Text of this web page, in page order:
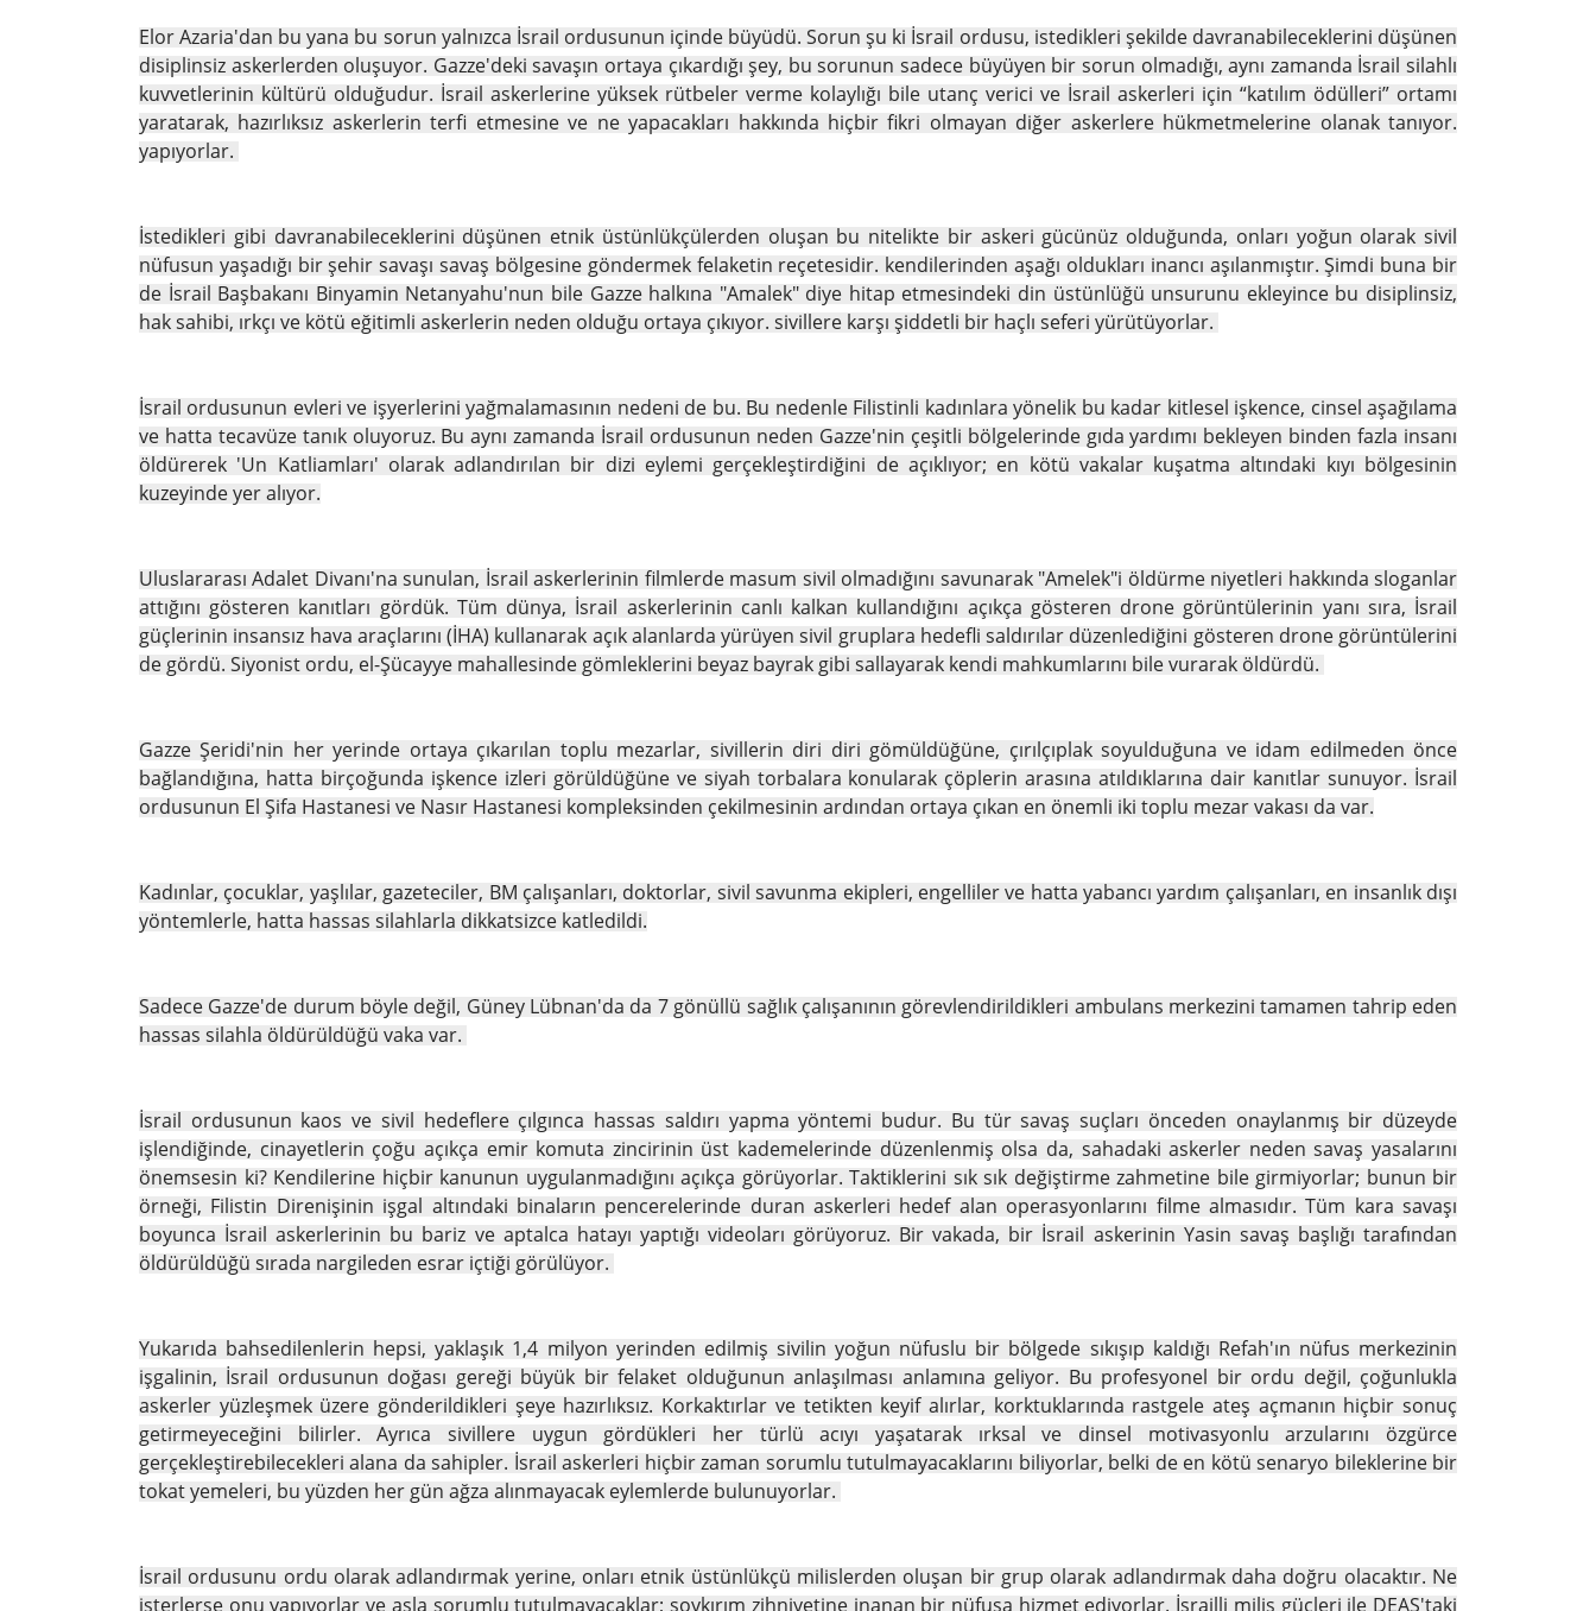
Elor Azaria'dan bu yana bu sorun yalnızca İsrail ordusunun içinde büyüdü. Sorun şu ki İsrail ordusu, istedikleri şekilde davranabileceklerini düşünen
disiplinsiz askerlerden oluşuyor. Gazze'deki savaşın ortaya çıkardığı şey, bu sorunun sadece büyüyen bir sorun olmadığı, aynı zamanda İsrail silahlı
kuvvetlerinin kültürü olduğudur. İsrail askerlerine yüksek rütbeler verme kolaylığı bile utanç verici ve İsrail askerleri için “katılım ödülleri” ortamı
yaratarak, hazırlıksız askerlerin terfi etmesine ve ne yapacakları hakkında hiçbir fikri olmayan diğer askerlere hükmetmelerine olanak tanıyor.
yapıyorlar.
İstedikleri gibi davranabileceklerini düşünen etnik üstünlükçülerden oluşan bu nitelikte bir askeri gücünüz olduğunda, onları yoğun olarak sivil
nüfusun yaşadığı bir şehir savaşı savaş bölgesine göndermek felaketin reçetesidir. kendilerinden aşağı oldukları inancı aşılanmıştır. Şimdi buna bir
de İsrail Başbakanı Binyamin Netanyahu'nun bile Gazze halkına "Amalek" diye hitap etmesindeki din üstünlüğü unsurunu ekleyince bu disiplinsiz,
hak sahibi, ırkçı ve kötü eğitimli askerlerin neden olduğu ortaya çıkıyor. sivillere karşı şiddetli bir haçlı seferi yürütüyorlar.
İsrail ordusunun evleri ve işyerlerini yağmalamasının nedeni de bu. Bu nedenle Filistinli kadınlara yönelik bu kadar kitlesel işkence, cinsel aşağılama
ve hatta tecavüze tanık oluyoruz. Bu aynı zamanda İsrail ordusunun neden Gazze'nin çeşitli bölgelerinde gıda yardımı bekleyen binden fazla insanı
öldürerek 'Un Katliamları' olarak adlandırılan bir dizi eylemi gerçekleştirdiğini de açıklıyor; en kötü vakalar kuşatma altındaki kıyı bölgesinin
kuzeyinde yer alıyor.
Uluslararası Adalet Divanı'na sunulan, İsrail askerlerinin filmlerde masum sivil olmadığını savunarak "Amelek"i öldürme niyetleri hakkında sloganlar
attığını gösteren kanıtları gördük. Tüm dünya, İsrail askerlerinin canlı kalkan kullandığını açıkça gösteren drone görüntülerinin yanı sıra, İsrail
güçlerinin insansız hava araçlarını (İHA) kullanarak açık alanlarda yürüyen sivil gruplara hedefli saldırılar düzenlediğini gösteren drone görüntülerini
de gördü. Siyonist ordu, el-Şücayye mahallesinde gömleklerini beyaz bayrak gibi sallayarak kendi mahkumlarını bile vurarak öldürdü.
Gazze Şeridi'nin her yerinde ortaya çıkarılan toplu mezarlar, sivillerin diri diri gömüldüğüne, çırılçıplak soyulduğuna ve idam edilmeden önce
bağlandığına, hatta birçoğunda işkence izleri görüldüğüne ve siyah torbalara konularak çöplerin arasına atıldıklarına dair kanıtlar sunuyor. İsrail
ordusunun El Şifa Hastanesi ve Nasır Hastanesi kompleksinden çekilmesinin ardından ortaya çıkan en önemli iki toplu mezar vakası da var.
Kadınlar, çocuklar, yaşlılar, gazeteciler, BM çalışanları, doktorlar, sivil savunma ekipleri, engelliler ve hatta yabancı yardım çalışanları, en insanlık dışı
yöntemlerle, hatta hassas silahlarla dikkatsizce katledildi.
Sadece Gazze'de durum böyle değil, Güney Lübnan'da da 7 gönüllü sağlık çalışanının görevlendirildikleri ambulans merkezini tamamen tahrip eden
hassas silahla öldürüldüğü vaka var.
İsrail ordusunun kaos ve sivil hedeflere çılgınca hassas saldırı yapma yöntemi budur. Bu tür savaş suçları önceden onaylanmış bir düzeyde
işlendiğinde, cinayetlerin çoğu açıkça emir komuta zincirinin üst kademelerinde düzenlenmiş olsa da, sahadaki askerler neden savaş yasalarını
önemsesin ki? Kendilerine hiçbir kanunun uygulanmadığını açıkça görüyorlar. Taktiklerini sık sık değiştirme zahmetine bile girmiyorlar; bunun bir
örneği, Filistin Direnişinin işgal altındaki binaların pencerelerinde duran askerleri hedef alan operasyonlarını filme almasıdır. Tüm kara savaşı
boyunca İsrail askerlerinin bu bariz ve aptalca hatayı yaptığı videoları görüyoruz. Bir vakada, bir İsrail askerinin Yasin savaş başlığı tarafından
öldürüldüğü sırada nargileden esrar içtiği görülüyor.
Yukarıda bahsedilenlerin hepsi, yaklaşık 1,4 milyon yerinden edilmiş sivilin yoğun nüfuslu bir bölgede sıkışıp kaldığı Refah'ın nüfus merkezinin
işgalinin, İsrail ordusunun doğası gereği büyük bir felaket olduğunun anlaşılması anlamına geliyor. Bu profesyonel bir ordu değil, çoğunlukla
askerler yüzleşmek üzere gönderildikleri şeye hazırlıksız. Korkaktırlar ve tetikten keyif alırlar, korktuklarında rastgele ateş açmanın hiçbir sonuç
getirmeyeceğini bilirler. Ayrıca sivillere uygun gördükleri her türlü acıyı yaşatarak ırksal ve dinsel motivasyonlu arzularını özgürce
gerçekleştirebilecekleri alana da sahipler. İsrail askerleri hiçbir zaman sorumlu tutulmayacaklarını biliyorlar, belki de en kötü senaryo bileklerine bir
tokat yemeleri, bu yüzden her gün ağza alınmayacak eylemlerde bulunuyorlar.
İsrail ordusunu ordu olarak adlandırmak yerine, onları etnik üstünlükçü milislerden oluşan bir grup olarak adlandırmak daha doğru olacaktır. Ne
isterlerse onu yapıyorlar ve asla sorumlu tutulmayacaklar; soykırım zihniyetine inanan bir nüfusa hizmet ediyorlar. İsrailli milis güçleri ile DEAŞ'taki